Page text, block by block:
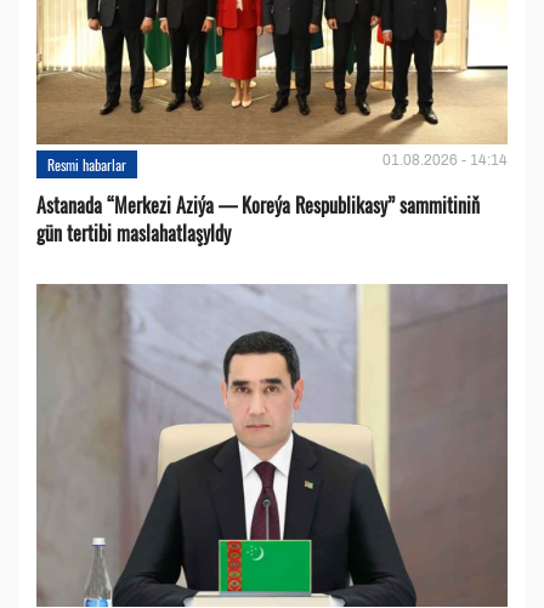
Resmi habarlar 01.08.2026 - 14:14
Astanada “Merkezi Aziýa — Koreýa Respublikasy” sammitiniň
gün tertibi maslahatlaşyldy